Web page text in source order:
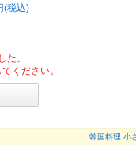
(税込)
た。
ください。
韓国料理 小